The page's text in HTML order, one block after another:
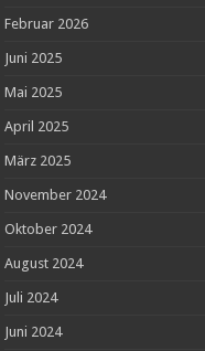
Februar 2026
Juni 2025
Mai 2025
April 2025
März 2025
November 2024
Oktober 2024
August 2024
Juli 2024
Juni 2024